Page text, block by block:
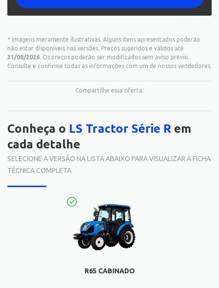
* Imagens meramente ilustrativas. Alguns itens apresentados poderão
não estar disponíveis nas versões. Preços sugeridos e válidos até
31/08/2026 . Os preços poderão ser modificados sem aviso prévio.
Consulte e confirme todas as informações com um de nossos vendedores.
Compartilhe essa oferta:
Conheça o LS Tractor Série R em
cada detalhe
SELECIONE A VERSÃO NA LISTA ABAIXO PARA VISUALIZAR A FICHA
TÉCNICA COMPLETA
R65 CABINADO